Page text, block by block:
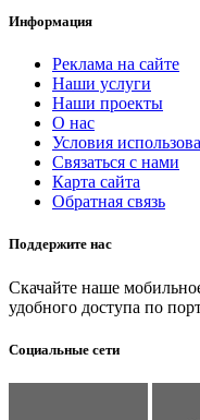
Информация
Реклама на сайте
Наши услуги
Наши проекты
О нас
Условия
Связаться с нами
Карта сайта
Обратная связь
Поддержите нас
Скачайте наше
удобного доступа по
Социальные сети